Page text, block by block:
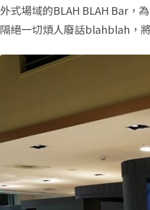
外式場域的BLAH BLAH Bar，
隔絕一切煩人廢話blahblah，